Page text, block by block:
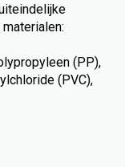
(PP),
(PVC),